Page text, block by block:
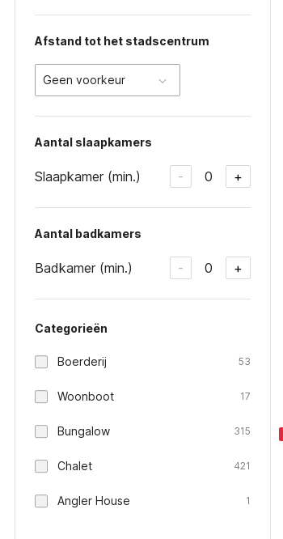
Afstand tot het stadscentrum
Geen voorkeur
Aantal slaapkamers
Slaapkamer (min.) - 0 +
Aantal badkamers
Badkamer (min.) - 0 +
Categorieën
Boerderij 53
Woonboot 17
Bungalow 315
Chalet 421
Angler House 1